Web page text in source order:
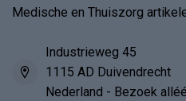
Medische en Thuiszorg
Industrieweg 45
1115 AD Duivendrecht
Nederland - Bezoek